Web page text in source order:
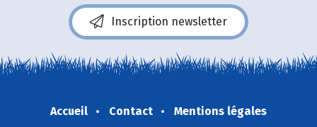
Inscription newsletter
Accueil Contact
Mentions légales